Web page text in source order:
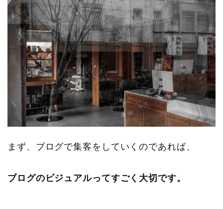
まず、ブログで集客をしていくのであれば、
ブログのビジュアルってすごく大切です。